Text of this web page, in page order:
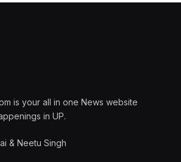
is your all in one News website
in UP.
& Neetu Singh